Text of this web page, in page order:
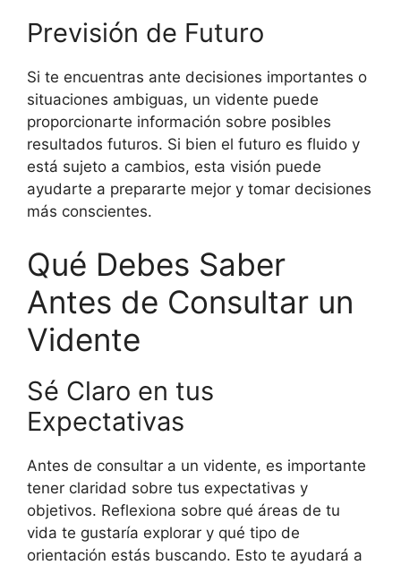
Previsión de Futuro
Si te encuentras ante decisiones importantes o
situaciones ambiguas, un vidente puede
proporcionarte información sobre posibles
resultados futuros. Si bien el futuro es fluido y
está sujeto a cambios, esta visión puede
ayudarte a prepararte mejor y tomar decisiones
más conscientes.
Qué Debes Saber
Antes de Consultar un
Vidente
Sé Claro en tus
Expectativas
Antes de consultar a un vidente, es importante
tener claridad sobre tus expectativas y
objetivos. Reflexiona sobre qué áreas de tu
vida te gustaría explorar y qué tipo de
orientación estás buscando. Esto te ayudará a